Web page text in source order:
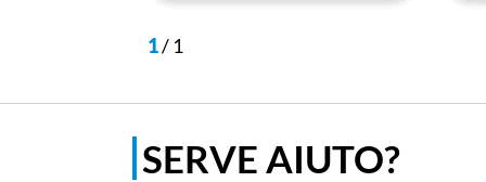
1/ 1
SERVE AIUTO?